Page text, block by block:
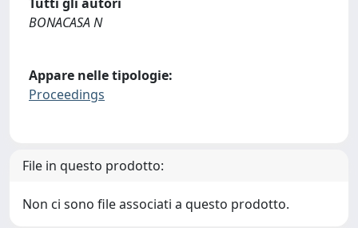
BONACASA N
Appare nelle tipologie:
Proceedings
File in questo prodotto:
Non ci sono file associati a questo prodotto.